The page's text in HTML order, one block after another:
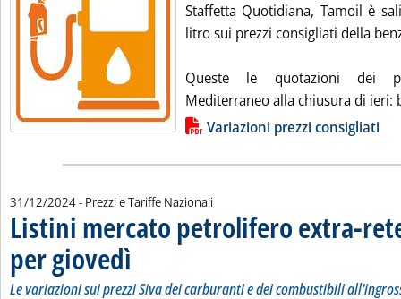
Staffetta Quotidiana, Tamoil è
litro sui prezzi consigliati della
Queste le quotazioni dei
Mediterraneo alla chiusura di ieri:
Lista allegati PDF alla notiziaVariazioni prezzi consigliati
31/12/2024- Prezzi e Tariffe Nazionali
Listini mercato petrolifero extra-
per giovedì . Sottotitolo: Le variazioni sui prezzi Siva dei carburanti e dei
. Pubblicata martedì 31 dicembre 2024 alle 8.57.
Le variazioni sui prezzi Siva dei carburanti e dei combustibili